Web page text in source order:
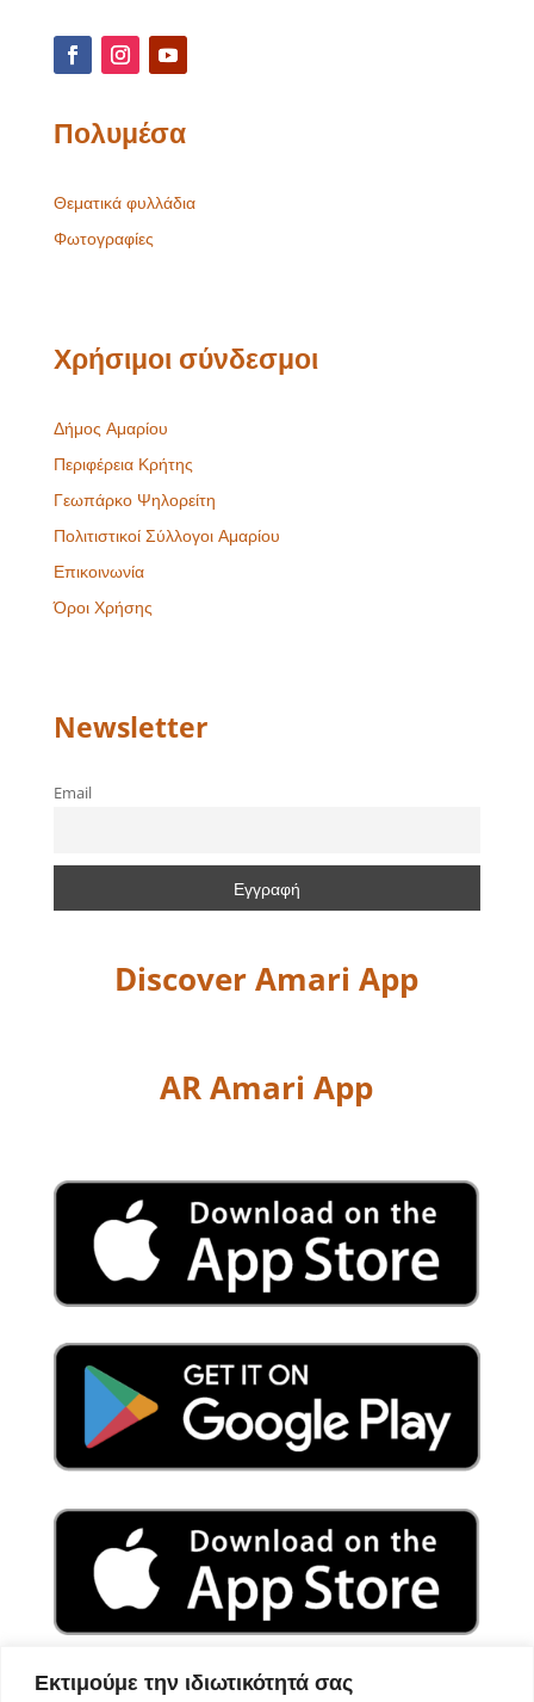
Εκτιμούμε την ιδιωτικότητά σας
Πολυμέσα
Θεματικά φυλλάδια
Φωτογραφίες
Χρήσιμοι σύνδεσμοι
Δήμος Αμαρίου
Περιφέρεια Κρήτης
Γεωπάρκο Ψηλορείτη
Πολιτιστικοί Σύλλογοι Αμαρίου
Επικοινωνία
Όροι Χρήσης
Newsletter
Email
Discover Amari App
AR Amari App